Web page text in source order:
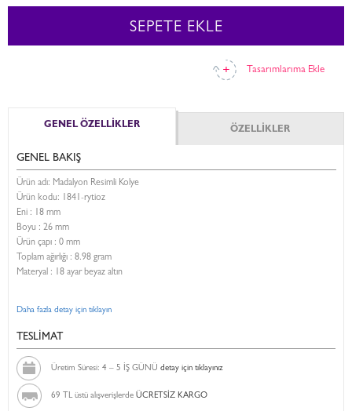
Tasarımlarıma Ekle
SEPETE EKLE
GENEL ÖZELLİKLER ÖZELLİKLER
GENEL BAKIŞ
Ürün adı: Madalyon Resimli Kolye
Ürün kodu: 1841-rytioz
Eni : 18 mm
Boyu : 26 mm
Ürün çapı : 0 mm
Toplam ağırlığı : 8.98 gram
Materyal : 18 ayar beyaz altın
Daha fazla detay için tıklayın
TESLİMAT
Üretim Süresi: 4 – 5 İŞ GÜNÜ detay için tıklayınız
69 TL üstü alışverişlerde ÜCRETSİZ KARGO